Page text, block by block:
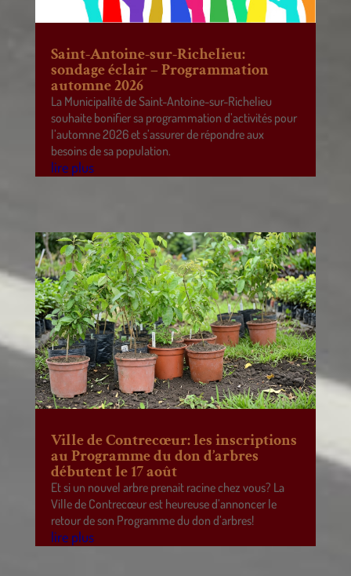
Saint-Antoine-sur-Richelieu:
sondage éclair – Programmation
automne 2026
La Municipalité de Saint-Antoine-sur-Richelieu
souhaite bonifier sa programmation d’activités pour
l’automne 2026 et s’assurer de répondre aux
besoins de sa population.
lire plus
Ville de Contrecœur: les inscriptions
au Programme du don d’arbres
débutent le 17 août
Et si un nouvel arbre prenait racine chez vous? La
Ville de Contrecœur est heureuse d’annoncer le
retour de son Programme du don d’arbres!
lire plus